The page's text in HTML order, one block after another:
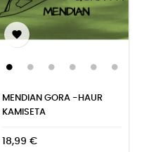

MENDIAN GORA -HAUR
KAMISETA
18,99 €